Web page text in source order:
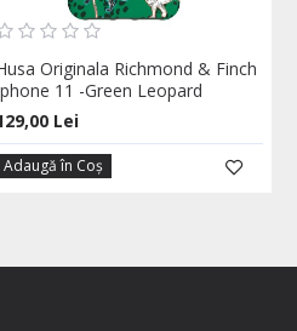
Originala Richmond & Finch
11 -Green Leopard
Lei
Adaugă în Coş